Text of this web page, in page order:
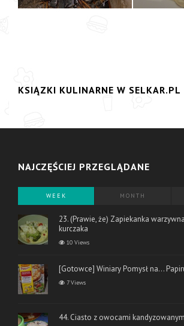
KSIĄZKI KULINARNE W SELKAR.PL
NAJCZĘŚCIEJ PRZEGLĄDANE
WEEK MONTH
23. (Prawie, że) Zapiekanka
kurczaka
10 Views
[Gotowce] Winiary Pomysł na…
7 Views
44. Ciasto z owocami